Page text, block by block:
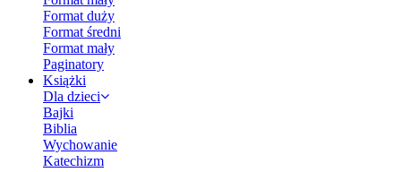
Format duży
Format średni
Format mały
Paginatory
Książki
Dla dzieci
Bajki
Biblia
Wychowanie
Katechizm